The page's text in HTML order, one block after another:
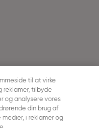
til at virke
reklamer, tilbyde
og analysere vores
din brug af
i reklamer og